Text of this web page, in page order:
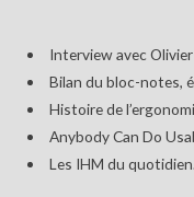
Interview avec
Bilan du bloc-notes,
Histoire de
Anybody Can Do
Les IHM du quotidien.